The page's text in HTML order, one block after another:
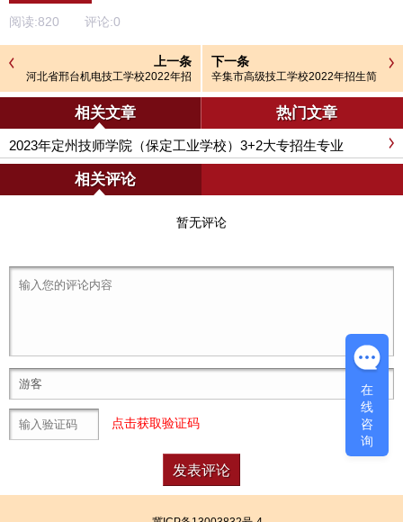
阅读:820 评论:0
上一条
河北省邢台机电技工学校2022年招
生简章
下一条
辛集市高级技工学校2022年招生简
章
相关文章 热门文章
2023年定州技师学院（保定工业学校）3+2大专招生专业
相关评论
暂无评论
0/500)
点击获取验证码
在
线
咨
询